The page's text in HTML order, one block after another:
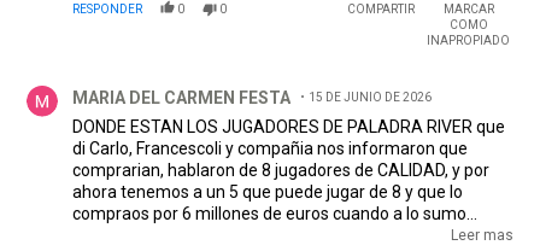
RESPONDER 0 0 COMPARTIR
MARCAR
COMO
INAPROPIADO
MARIA DEL CARMEN FESTA 15 DE JUNIO DE 2026
DONDE ESTAN LOS JUGADORES DE PALADRA RIVER que
di Carlo, Francescoli y compañia nos informaron que
comprarian, hablaron de 8 jugadores de CALIDAD, y por
ahora tenemos a un 5 que puede jugar de 8 y que lo
compraos por 6 millones de euros cuando a lo sumo
costaba 4 millons de euros...Que pasa di Carlo SI NOLeer mas